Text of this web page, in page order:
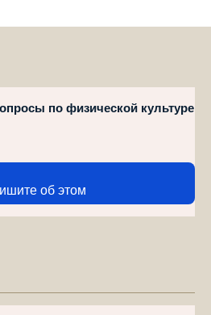
по физической культуре
об этом